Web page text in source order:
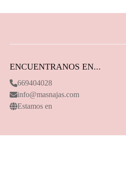
ENCUENTRANOS EN...
669404028
info@masnajas.com
Estamos en